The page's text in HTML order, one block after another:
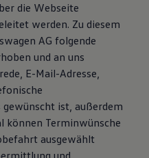
die Webseite
werden. Zu diesem
AG folgende
und an uns
E-Mail-Adresse,
ist, außerdem
können Terminwünsche
ausgewählt
und